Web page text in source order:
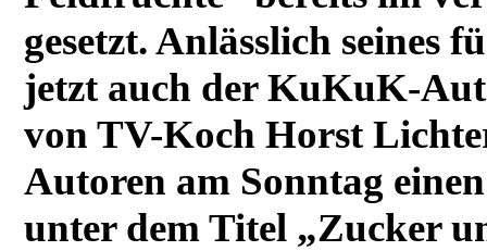
gesetzt. Anlässlich seines
jetzt auch der KuKuK-
von TV-Koch Horst
Autoren am Sonntag
unter dem Titel „Zucker